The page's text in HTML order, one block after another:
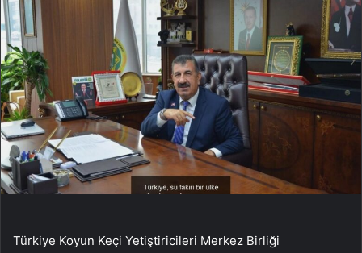
Türkiye Koyun Keçi Yetiştiricileri Merkez Birliği